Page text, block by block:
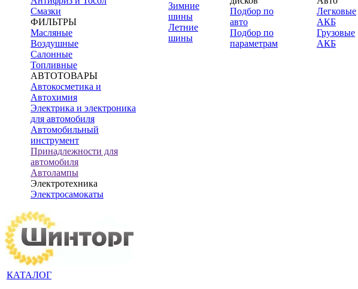
Смазки
ФИЛЬТРЫ
Масляные
Воздушные
Салонные
Топливные
АВТОТОВАРЫ
Автокосметика и
Автохимия
Электрика и электроника
для автомобиля
Автомобильный
инструмент
Принадлежности для
автомобиля
Автолампы
Электротехника
Электросамокаты
Зимние
шины
Летние
шины
Подбор по
авто
Подбор по
параметрам
Легковые
АКБ
Грузовые
АКБ
КАТАЛОГ